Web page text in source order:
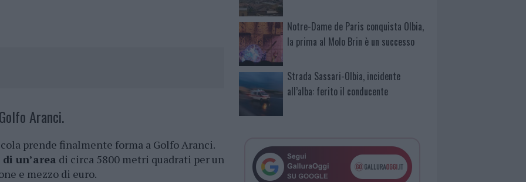
Aranci.
prende finalmente forma a Golfo Aranci.
un’area di circa 5800 metri quadrati per un
e mezzo di euro.
Notre-Dame de Paris conquista Olbia,
la prima al Molo Brin è un successo
Strada Sassari-Olbia, incidente
all’alba: ferito il conducente